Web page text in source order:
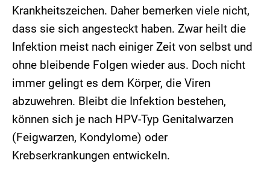
Krankheitszeichen. Daher bemerken viele nicht,
dass sie sich angesteckt haben. Zwar heilt die
Infektion meist nach einiger Zeit von selbst und
ohne bleibende Folgen wieder aus. Doch nicht
immer gelingt es dem Körper, die Viren
abzuwehren. Bleibt die Infektion bestehen,
können sich je nach HPV-Typ Genitalwarzen
(Feigwarzen, Kondylome) oder
Krebserkrankungen entwickeln.